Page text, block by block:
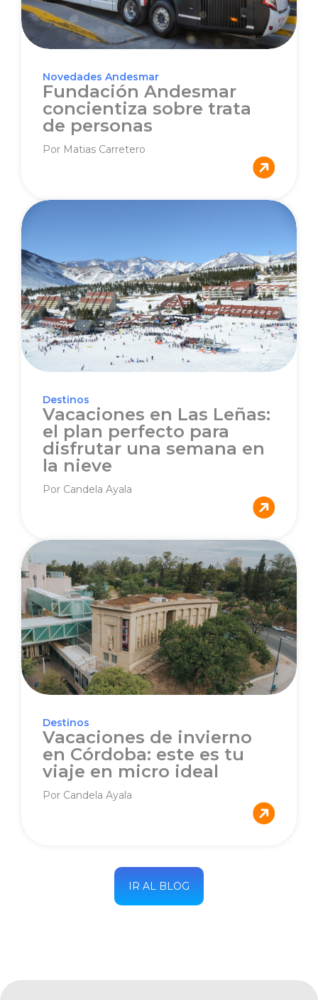
Novedades Andesmar
Fundación Andesmar
concientiza sobre trata
de personas
Por Matias Carretero
Destinos
Vacaciones en Las Leñas:
el plan perfecto para
disfrutar una semana en
la nieve
Por Candela Ayala
Destinos
Vacaciones de invierno
en Córdoba: este es tu
viaje en micro ideal
Por Candela Ayala
IR AL BLOG